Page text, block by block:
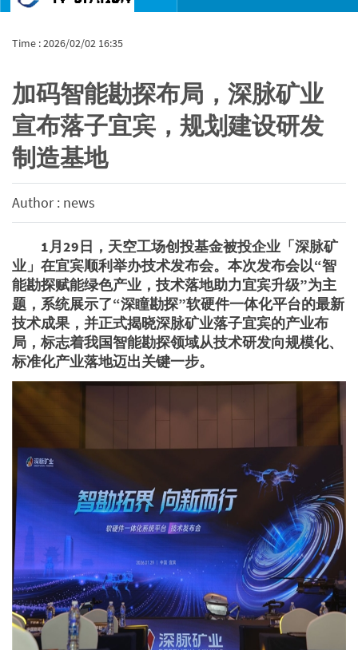
Time : 2026/02/02 16:35
加码智能勘探布局，深脉矿业
宣布落子宜宾，规划建设研发
制造基地
Author : news
1月29日，天空工场创投基金被投企业「深脉矿
业」在宜宾顺利举办技术发布会。本次发布会以“智
能勘探赋能绿色产业，技术落地助力宜宾升级”为主
题，系统展示了“深瞳勘探”软硬件一体化平台的最新
技术成果，并正式揭晓深脉矿业落子宜宾的产业布
局，标志着我国智能勘探领域从技术研发向规模化、
标准化产业落地迈出关键一步。